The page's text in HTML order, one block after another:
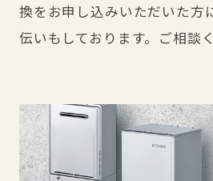
換をお申し込みいただいた方
伝いもしております。ご相談